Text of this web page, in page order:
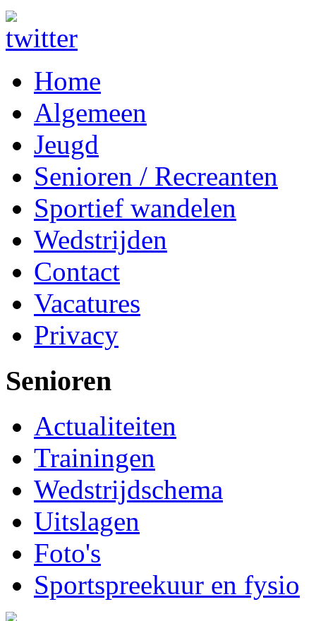
Home
Algemeen
Jeugd
Senioren / Recreanten
Sportief wandelen
Wedstrijden
Contact
Vacatures
Privacy
Senioren
Actualiteiten
Trainingen
Wedstrijdschema
Uitslagen
Foto's
Sportspreekuur en fysio